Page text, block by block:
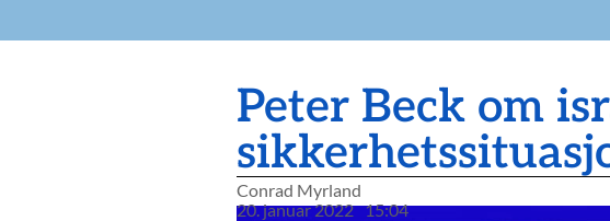
Peter Beck om
Conrad Myrland
20. januar 2022 15:04